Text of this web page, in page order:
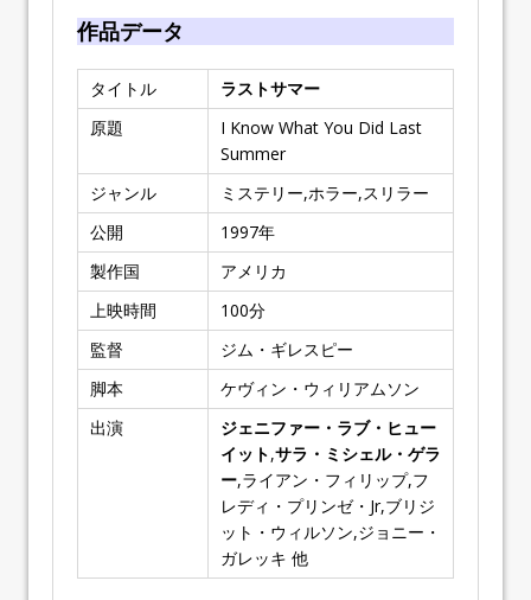
作品データ
タイトル
ラストサマー
原題
I Know What You Did Last
Summer
ジャンル
ミステリー,ホラー,スリラー
公開
1997年
製作国
アメリカ
上映時間
100分
監督
ジム・ギレスピー
脚本
ケヴィン・ウィリアムソン
出演
ジェニファー・ラブ・ヒュー
イット,サラ・ミシェル・ゲラ
ー,ライアン・フィリップ,フ
レディ・プリンゼ・Jr,ブリジ
ット・ウィルソン,ジョニー・
ガレッキ 他